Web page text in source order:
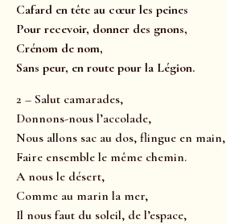
Cafard en tête au cœur les peines
Pour recevoir, donner des gnons,
Crénom de nom,
Sans peur, en route pour la Légion.
2 – Salut camarades,
Donnons-nous l’accolade,
Nous allons sac au dos, flingue en main,
Faire ensemble le même chemin.
A nous le désert,
Comme au marin la mer,
Il nous faut du soleil, de l’espace,